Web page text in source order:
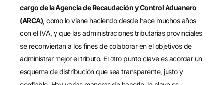
cargo de la Agencia de Recaudación y Control Aduanero
(ARCA), como lo viene haciendo desde hace muchos años
con el IVA, y que las administraciones tributarias provinciales
se reconviertan a los fines de colaborar en el objetivos de
administrar mejor el tributo. El otro punto clave es acordar un
esquema de distribución que sea transparente, justo y